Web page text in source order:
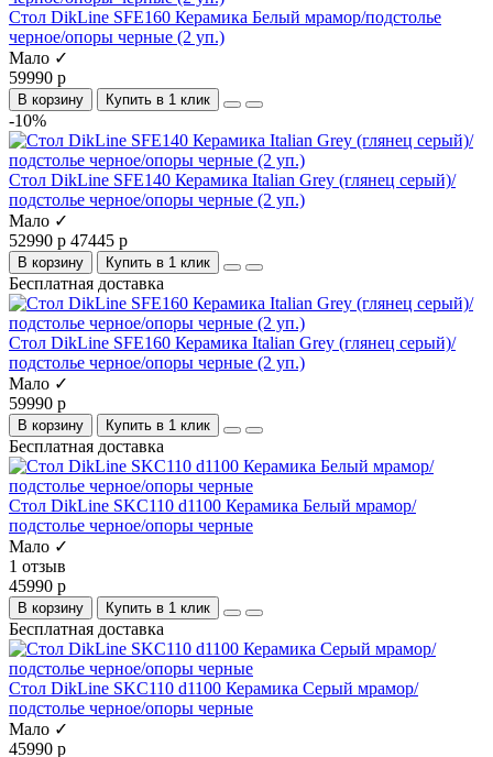
Стол DikLine SFE160 Керамика Белый мрамор/подстолье
черное/опоры черные (2 уп.)
Мало ✓
59990 р
В корзину Купить в 1 клик
-10%
Стол DikLine SFE140 Керамика Italian Grey (глянец серый)/
подстолье черное/опоры черные (2 уп.)
Мало ✓
52990 р 47445 р
В корзину Купить в 1 клик
Бесплатная доставка
Стол DikLine SFE160 Керамика Italian Grey (глянец серый)/
подстолье черное/опоры черные (2 уп.)
Мало ✓
59990 р
В корзину Купить в 1 клик
Бесплатная доставка
Стол DikLine SKC110 d1100 Керамика Белый мрамор/
подстолье черное/опоры черные
Мало ✓
1 отзыв
45990 р
В корзину Купить в 1 клик
Бесплатная доставка
Стол DikLine SKC110 d1100 Керамика Серый мрамор/
подстолье черное/опоры черные
Мало ✓
45990 р